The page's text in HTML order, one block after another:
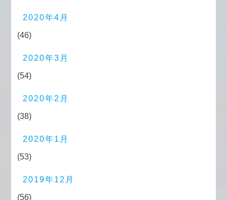
2020年4月
(46)
2020年3月
(54)
2020年2月
(38)
2020年1月
(53)
2019年12月
(56)